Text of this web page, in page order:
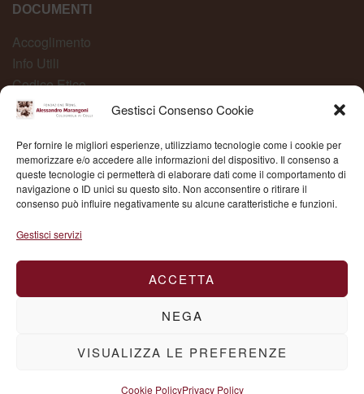
Gestisci Consenso Cookie
Per fornire le migliori esperienze, utilizziamo tecnologie come i cookie per
memorizzare e/o accedere alle informazioni del dispositivo. Il consenso a
queste tecnologie ci permetterà di elaborare dati come il comportamento di
navigazione o ID unici su questo sito. Non acconsentire o ritirare il
consenso può influire negativamente su alcune caratteristiche e funzioni.
Gestisci servizi
ACCETTA
NEGA
VISUALIZZA LE PREFERENZE
Cookie PolicyPrivacy Policy
DOCUMENTI
Accoglimento
Info Utili
Codice Etico
Carta dei Servizi
Whistleblowing
Fond. Mons. Alessandro Marangoni © 2025 | P.IVA